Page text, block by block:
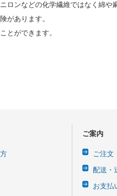
ロンなどの化学繊維ではなく綿や
があります。
とができます。
ご案内
ご注文
配送・
お支払